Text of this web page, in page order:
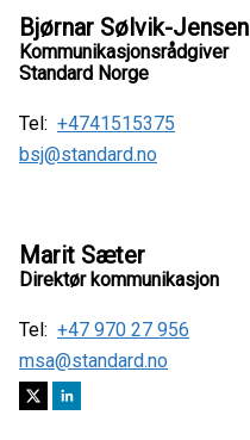
Bjørnar Sølvik-Jensen
Kommunikasjonsrådgiver
Standard Norge
Tel: +4741515375
bsj@standard.no
Marit Sæter
Direktør kommunikasjon
Tel: +47 970 27 956
msa@standard.no